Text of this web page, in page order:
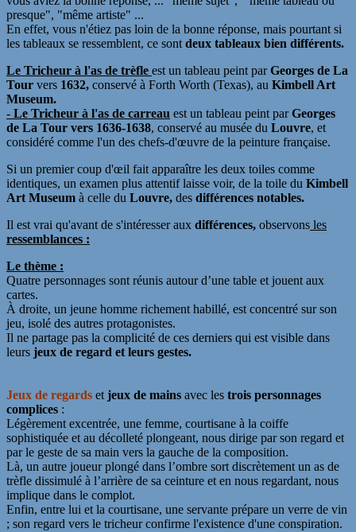
presque", "même artiste" ...
En effet, vous n'étiez pas loin de la bonne réponse, mais pourtant si
les tableaux se ressemblent, ce sont deux tableaux bien différents.
Le Tricheur à l'as de trèfle est un tableau peint parGeorges de La
Tour vers 1632, conservé à Forth Worth (Texas), au Kimbell Art
Museum.
- Le Tricheur à l'as de carreau est un tableau peint parGeorges
de La Tour vers 1636-1638, conservé au musée du Louvre, et
considéré comme l'un des chefs-d'œuvre de la peinture française.
Si un premier coup d'œil fait apparaître les deux toiles comme
identiques, un examen plus attentif laisse voir, de la toile du Kimbell
Art Museum à celle du Louvre, des différences notables.
Il est vrai qu'avant de s'intéresser aux différences, observons les
ressemblances :
Le thème :
Quatre personnages sont réunis autour d’une table et jouent aux
cartes.
À droite, un jeune homme richement habillé, est concentré sur son
jeu, isolé des autres protagonistes.
Il ne partage pas la complicité de ces derniers qui est visible dans
leurs jeux de regard et leurs gestes.
Jeux de regards et jeux de mains avec les trois personnages
complices :
Légèrement excentrée, une femme, courtisane à la coiffe
sophistiquée et au décolleté plongeant, nous dirige par son regard et
par le geste de sa main vers la gauche de la composition.
Là, un autre joueur plongé dans l’ombre sort discrètement un as de
trèfle dissimulé à l’arrière de sa ceinture et en nous regardant, nous
implique dans le complot.
Enfin, entre lui et la courtisane, une servante prépare un verre de vin
; son regard vers le tricheur confirme l'existence d'une conspiration.